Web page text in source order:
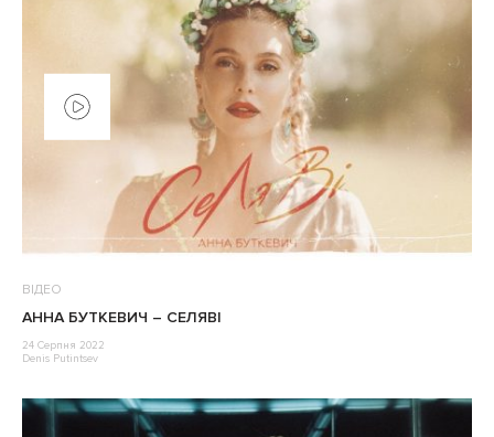
ВІДЕО
АННА БУТКЕВИЧ – СЕЛЯВІ
24 Серпня 2022
Denis Putintsev